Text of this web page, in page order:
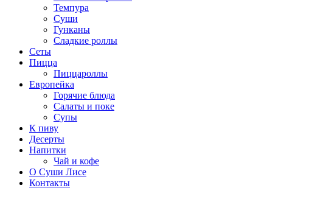
Темпура
Суши
Гунканы
Сладкие роллы
Сеты
Пицца
Пиццароллы
Европейка
Горячие блюда
Салаты и поке
Супы
К пиву
Десерты
Напитки
Чай и кофе
О Суши Лисе
Контакты